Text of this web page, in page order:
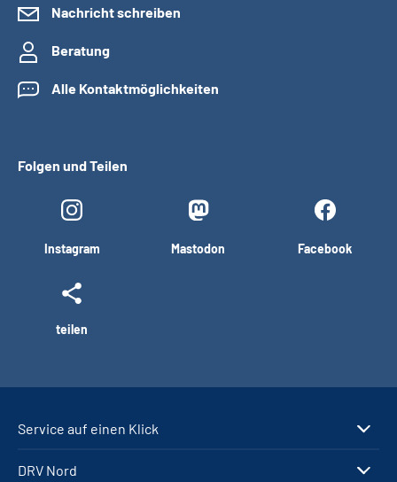
Nachricht schreiben
Beratung
Alle Kontaktmöglichkeiten
Folgen und Teilen
Instagram Mastodon Facebook
teilen
Service auf einen Klick
DRV Nord